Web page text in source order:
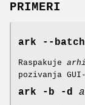
PRIMERI
ark --batch
Raspakuje
pozivanja
ark -b -d